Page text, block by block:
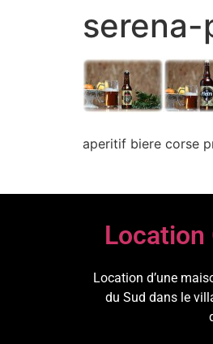
aperitif biere corse
Location
Location d’une
du Sud dans le